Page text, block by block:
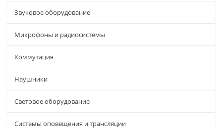
Звуковое оборудование
Микрофоны и радиосистемы
Коммутация
Наушники
Световое оборудование
Системы оповещения и трансляции